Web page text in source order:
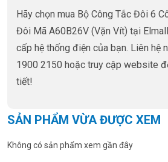
Hãy chọn mua Bộ Công Tắc Đôi 6
Đôi Mã A60B26V (Vặn Vít) tại
cấp hệ thống điện của bạn. Liên hệ
1900 2150 hoặc truy cập website
tiết!
SẢN PHẨM VỪA ĐƯỢC XEM
Không có sản phẩm xem gần đây